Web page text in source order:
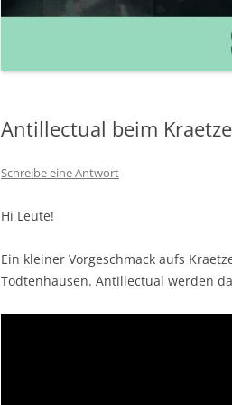
BANDS 2011 –
Antillectual beim
Schreibe eine Antwort
Hi Leute!
Ein kleiner Vorgeschmack aufs
Todtenhausen. Antillectual werden